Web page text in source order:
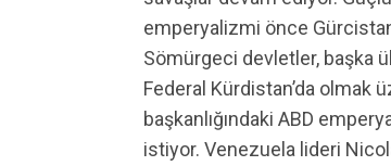
emperyalizmi önce
Sömürgeci devletler, başka
Federal Kürdistan’da olmak
başkanlığındaki ABD
istiyor. Venezuela lideri